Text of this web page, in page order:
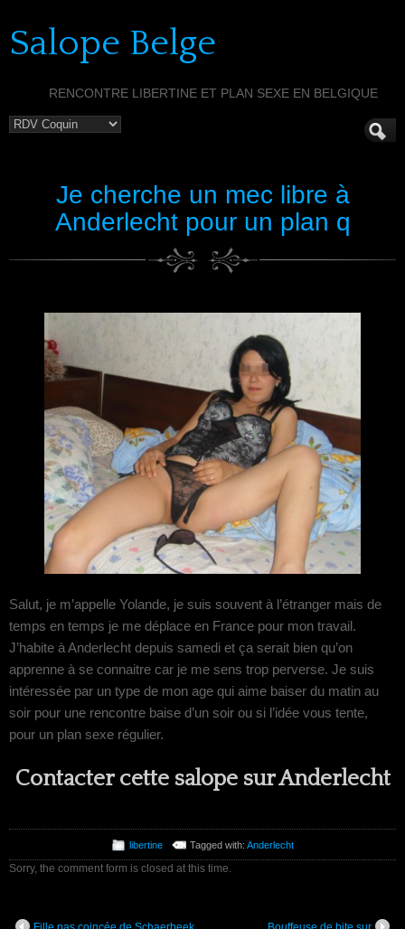
Salope Belge
RENCONTRE LIBERTINE ET PLAN SEXE EN BELGIQUE
Je cherche un mec libre à
Anderlecht pour un plan q
Salut, je m’appelle Yolande, je suis souvent à l’étranger mais de
temps en temps je me déplace en France pour mon travail.
J’habite à Anderlecht depuis samedi et ça serait bien qu’on
apprenne à se connaitre car je me sens trop perverse. Je suis
intéressée par un type de mon age qui aime baiser du matin au
soir pour une rencontre baise d’un soir ou si l’idée vous tente,
pour un plan sexe régulier.
Contacter cette salope sur Anderlecht
libertine Tagged with:Anderlecht
Sorry, the comment form is closed at this time.